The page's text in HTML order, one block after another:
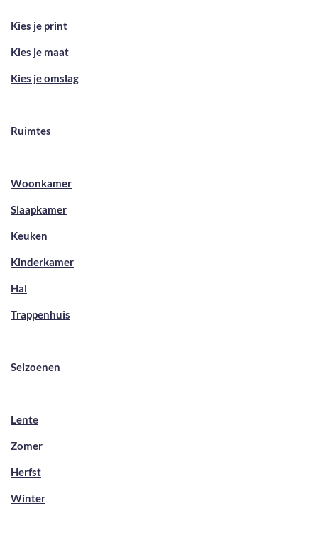
Kies je print
Kies je maat
Kies je omslag
Ruimtes
Woonkamer
Slaapkamer
Keuken
Kinderkamer
Hal
Trappenhuis
Seizoenen
Lente
Zomer
Herfst
Winter